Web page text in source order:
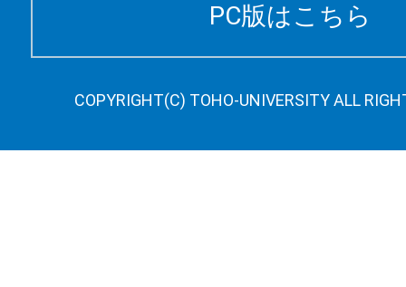
PC版はこちら
COPYRIGHT(C) TOHO-UNIVERSITY ALL